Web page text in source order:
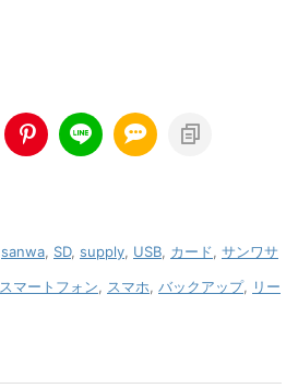
sanwa SD, supply USB カード サンワサ
スマートフォン スマホ バックアップ,
リー